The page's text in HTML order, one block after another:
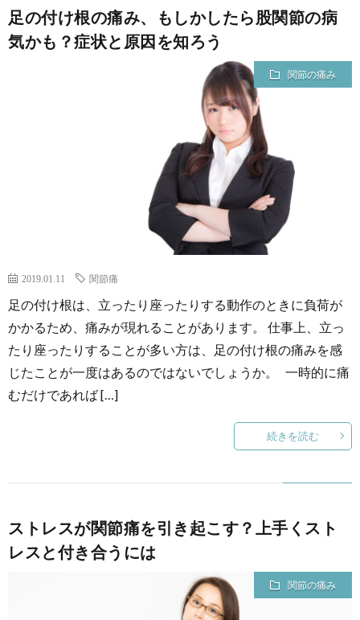
足の付け根の痛み、もしかしたら股関節の病
気かも？症状と原因を知ろう
関節の痛み
2019.01.11 関節痛
足の付け根は、立ったり座ったりする動作のときに負荷が
かかるため、痛みが現れることがあります。 仕事上、立っ
たり座ったりすることが多い方は、足の付け根の痛みを感
じたことが一度はあるのではないでしょうか。 一時的に痛
むだけであれば […]
続きを読む
ストレスが関節痛を引き起こす？上手くスト
レスと付き合うには
関節の痛み